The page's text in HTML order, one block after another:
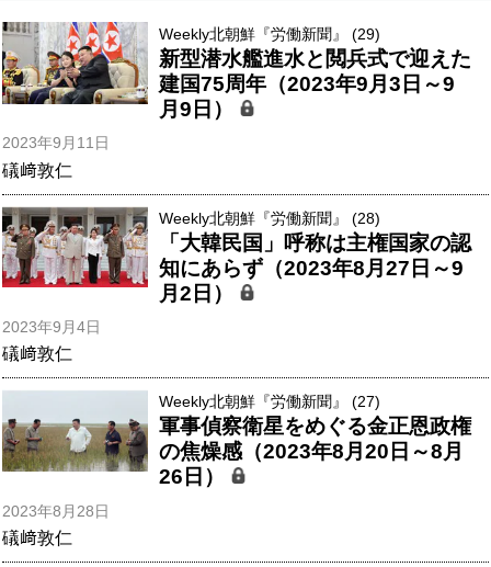
Weekly北朝鮮『労働新聞』 (29)
新型潜水艦進水と閲兵式で迎えた
建国75周年（2023年9月3日～9
月9日）
2023年9月11日
礒﨑敦仁
Weekly北朝鮮『労働新聞』 (28)
「大韓民国」呼称は主権国家の認
知にあらず（2023年8月27日～9
月2日）
2023年9月4日
礒﨑敦仁
Weekly北朝鮮『労働新聞』 (27)
軍事偵察衛星をめぐる金正恩政権
の焦燥感（2023年8月20日～8月
26日）
2023年8月28日
礒﨑敦仁